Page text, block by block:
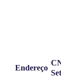
Endereço